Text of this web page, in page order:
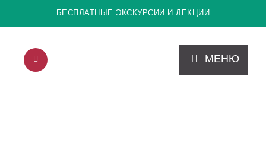
БЕСПЛАТНЫЕ ЭКСКУРСИИ И ЛЕКЦИИ
МЕНЮ